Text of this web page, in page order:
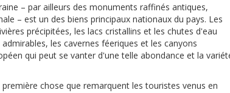
– par ailleurs des monuments raffinés antiques,
– est un des biens principaux nationaux du pays. Les
précipitées, les lacs cristallins et les chutes d'eau
les cavernes féeriques et les canyons
qui peut se vanter d'une telle abondance et la
chose que remarquent les touristes venus en